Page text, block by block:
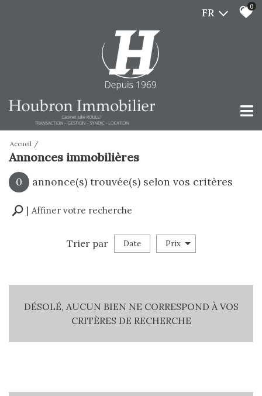
FR 0
Accueil
Annonces immobilières
0 annonce(s) trouvée(s) selon vos critères
Affiner votre recherche
RECHERCHER
Trier par Date Prix
DÉSOLÉ, AUCUN BIEN NE CORRESPOND À VOS
CRITÈRES DE RECHERCHE